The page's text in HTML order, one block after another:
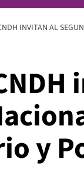
INVITAN AL
y